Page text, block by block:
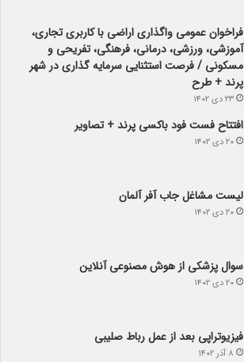
فراخوان عمومی واگذاری اراضی با کاربری تجاری،
آموزشی، ورزشی، درمانی، فرهنگی، تفریحی و
مسکونی / فرصت استثنایی سرمایه گذاری در شهر
پرند + طرح
۲۳ دی ۱۴۰۲
افتتاح فست فود باکسی پرند + تصاویر
۲۰ دی ۱۴۰۲
لیست مشاغل جاب آفر آلمان
۲۰ دی ۱۴۰۲
سوال پزشکی از هوش مصنوعی آنلاین
۲۰ دی ۱۴۰۲
فیزیوتراپی بعد از عمل رباط صلیبی
۸ آذر ۱۴۰۲